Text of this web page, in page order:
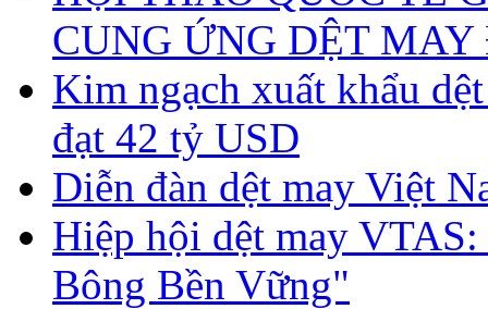
CUNG ỨNG DỆT
Kim ngạch xuất khẩu
đạt 42 tỷ USD
Diễn đàn dệt may Việt
Hiệp hội dệt may
Bông Bền Vững"